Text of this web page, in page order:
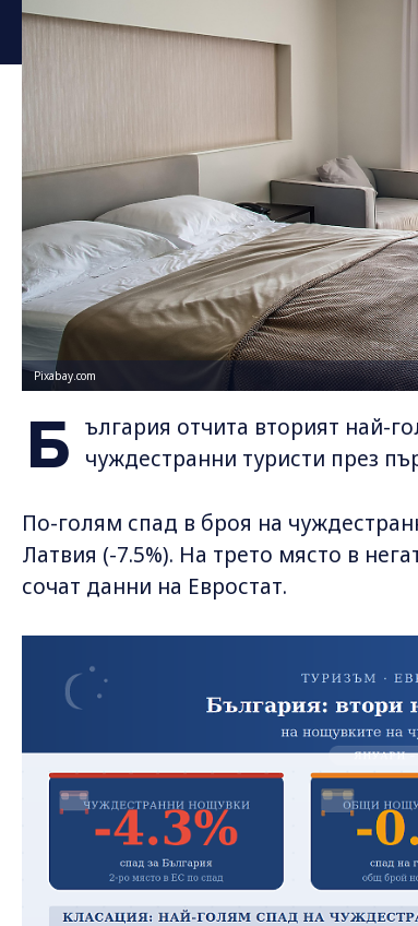
Pixabay.com
Б ългария отчита вторият най-
чуждестранни туристи през
По-голям спад в броя на
Латвия (-7.5%). На трето място в
сочат данни на Евростат.